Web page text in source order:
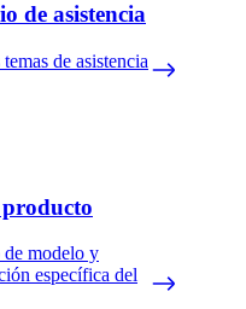
de asistencia
de asistencia
de modelo y
específica del